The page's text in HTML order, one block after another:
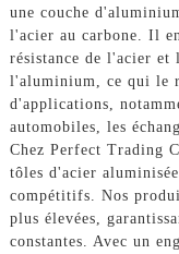
une couche
l'acier au carbone. Il
résistance de l'acier et
l'aluminium, ce qui le
d'applications,
automobiles, les
Chez Perfect Trading
tôles d'acier
compétitifs. Nos
plus élevées,
constantes. Avec un